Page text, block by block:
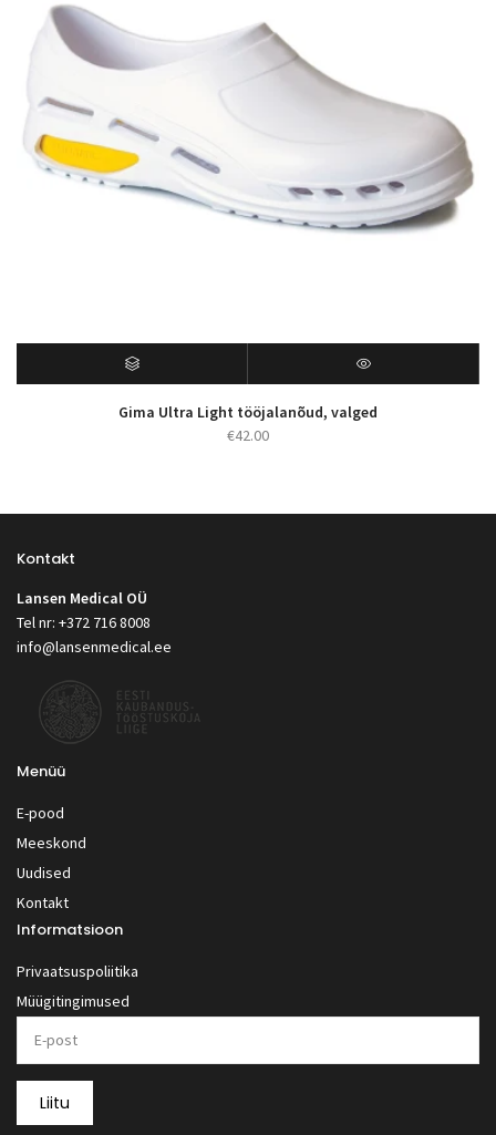
Gima Ultra Light tööjalanõud, valged
€42.00
Kontakt
Lansen Medical OÜ
Tel nr: +372 716 8008
info@lansenmedical.ee
Menüü
E-pood
Meeskond
Uudised
Kontakt
Informatsioon
Privaatsuspoliitika
Müügitingimused
Liitu